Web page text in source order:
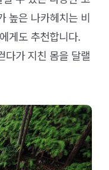
높은 나카헤치는 비
게도 추천합니다.
다가 지친 몸을 달랠